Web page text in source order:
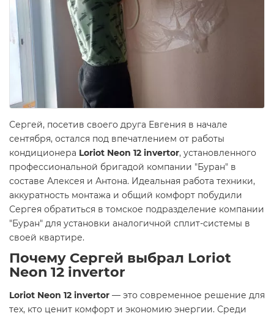
Сергей, посетив своего друга Евгения в начале
сентября, остался под впечатлением от работы
кондиционера Loriot Neon 12 invertor, установленного
профессиональной бригадой компании "Буран" в
составе Алексея и Антона. Идеальная работа техники,
аккуратность монтажа и общий комфорт побудили
Сергея обратиться в томское подразделение компании
"Буран" для установки аналогичной сплит-системы в
своей квартире.
Почему Сергей выбрал Loriot
Neon 12 invertor
Loriot Neon 12 invertor — это современное решение для
тех, кто ценит комфорт и экономию энергии. Среди